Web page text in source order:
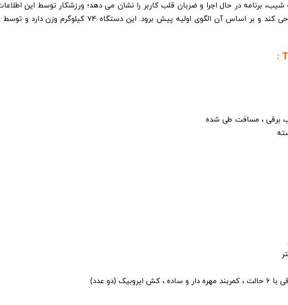
برنامه در حال اجرا و ضربان قلب کاربر را نشان می دهد؛ ورزشکار توسط این
عمومی بدن خود آگاه شده و می تواند یک الگوی ورزشی مناسب را طراحی کند و بر
برقی ، مسافت طی شده
عدد)